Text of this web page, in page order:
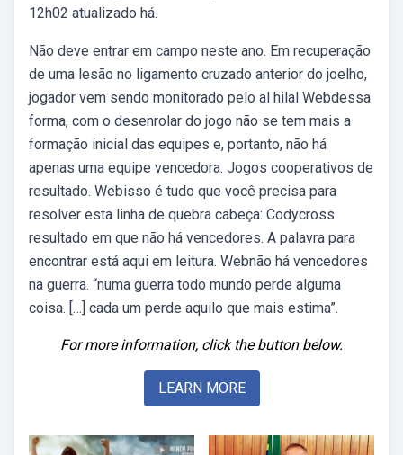
12h02 atualizado há.
Não deve entrar em campo neste ano. Em recuperação
de uma lesão no ligamento cruzado anterior do joelho,
jogador vem sendo monitorado pelo al hilal Webdessa
forma, com o desenrolar do jogo não se tem mais a
formação inicial das equipes e, portanto, não há
apenas uma equipe vencedora. Jogos cooperativos de
resultado. Webisso é tudo que você precisa para
resolver esta linha de quebra cabeça: Codycross
resultado em que não há vencedores. A palavra para
encontrar está aqui em leitura. Webnão há vencedores
na guerra. “numa guerra todo mundo perde alguma
coisa. […] cada um perde aquilo que mais estima”.
For more information, click the button below.
LEARN MORE